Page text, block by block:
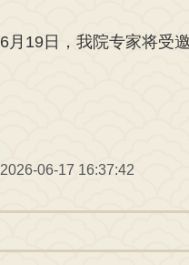
6月19日，我院专家将受
2026-06-17 16:37:42